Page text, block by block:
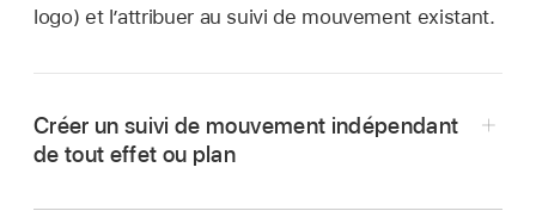
logo) et l’attribuer au suivi de mouvement existant.
Créer un suivi de mouvement indépendant
de tout effet ou plan